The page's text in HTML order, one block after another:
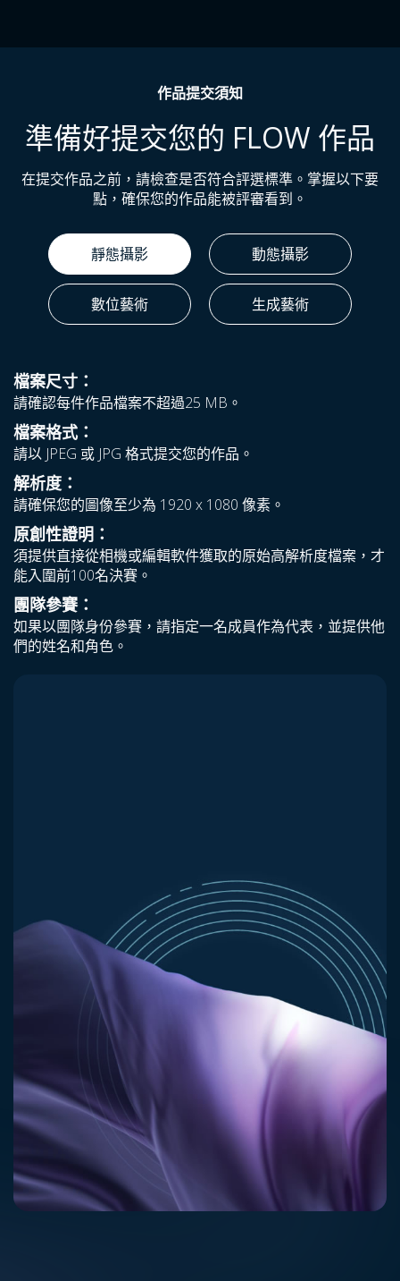
作品提交須知
準備好提交您的 FLOW 作品
在提交作品之前，請檢查是否符合評選標準。掌握以下要
點，確保您的作品能被評審看到。
靜態攝影 動態攝影
數位藝術 生成藝術
檔案尺寸：
請確認每件作品檔案不超過25 MB。
檔案格式：
請以 JPEG 或 JPG 格式提交您的作品。
解析度：
請確保您的圖像至少為 1920 x 1080 像素。
原創性證明：
須提供直接從相機或編輯軟件獲取的原始高解析度檔案，才
能入圍前100名決賽。
團隊參賽：
如果以團隊身份參賽，請指定一名成員作為代表，並提供他
們的姓名和角色。